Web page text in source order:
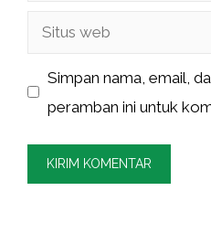
Situs
Simpan nama, email,
peramban ini untuk